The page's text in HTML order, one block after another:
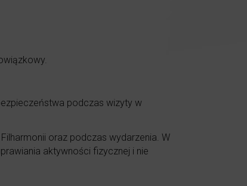
podczas wizyty w
oraz podczas wydarzenia. W
aktywności fizycznej i nie